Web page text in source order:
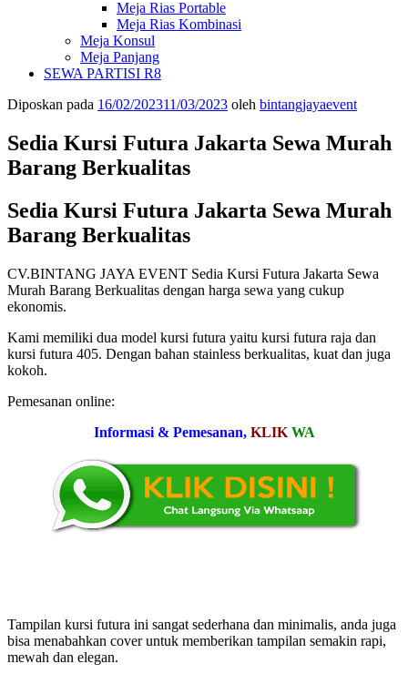
Meja Rias Portable
Meja Rias Kombinasi
Meja Konsul
Meja Panjang
SEWA PARTISI R8
Diposkan pada 16/02/202311/03/2023 oleh bintangjayaevent
Sedia Kursi Futura Jakarta Sewa Murah
Barang Berkualitas
Sedia Kursi Futura Jakarta Sewa Murah
Barang Berkualitas
CV.BINTANG JAYA EVENT Sedia Kursi Futura Jakarta Sewa
Murah Barang Berkualitas dengan harga sewa yang cukup
ekonomis.
Kami memiliki dua model kursi futura yaitu kursi futura raja dan
kursi futura 405. Dengan bahan stainless berkualitas, kuat dan juga
kokoh.
Pemesanan online:
Informasi & Pemesanan, KLIK WA
Tampilan kursi futura ini sangat sederhana dan minimalis, anda juga
bisa menabahkan cover untuk memberikan tampilan semakin rapi,
mewah dan elegan.